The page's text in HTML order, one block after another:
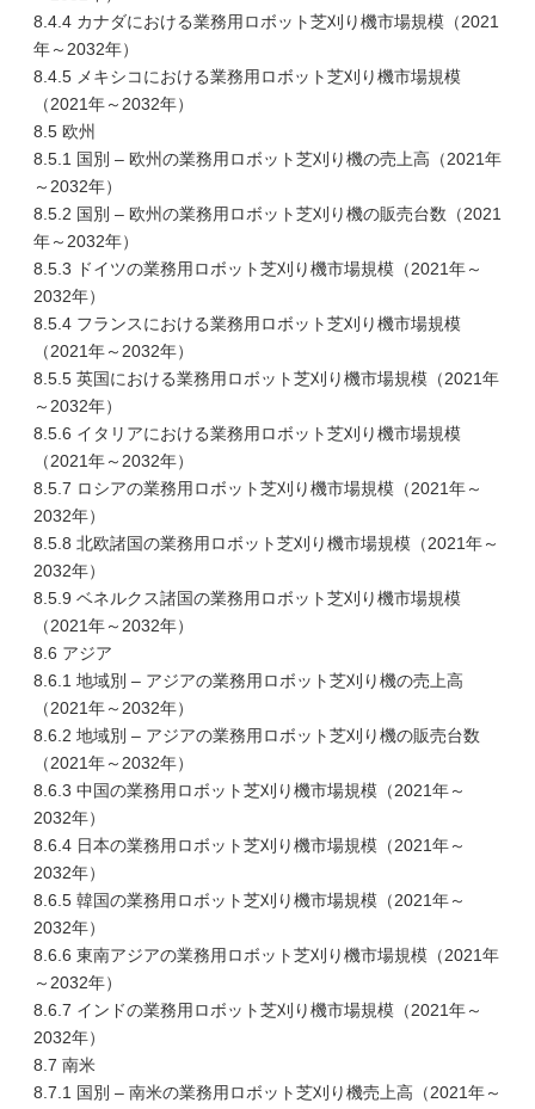
8.4.4 カナダにおける業務用ロボット芝刈り機市場規模（2021
年～2032年）
8.4.5 メキシコにおける業務用ロボット芝刈り機市場規模
（2021年～2032年）
8.5 欧州
8.5.1 国別 – 欧州の業務用ロボット芝刈り機の売上高（2021年
～2032年）
8.5.2 国別 – 欧州の業務用ロボット芝刈り機の販売台数（2021
年～2032年）
8.5.3 ドイツの業務用ロボット芝刈り機市場規模（2021年～
2032年）
8.5.4 フランスにおける業務用ロボット芝刈り機市場規模
（2021年～2032年）
8.5.5 英国における業務用ロボット芝刈り機市場規模（2021年
～2032年）
8.5.6 イタリアにおける業務用ロボット芝刈り機市場規模
（2021年～2032年）
8.5.7 ロシアの業務用ロボット芝刈り機市場規模（2021年～
2032年）
8.5.8 北欧諸国の業務用ロボット芝刈り機市場規模（2021年～
2032年）
8.5.9 ベネルクス諸国の業務用ロボット芝刈り機市場規模
（2021年～2032年）
8.6 アジア
8.6.1 地域別 – アジアの業務用ロボット芝刈り機の売上高
（2021年～2032年）
8.6.2 地域別 – アジアの業務用ロボット芝刈り機の販売台数
（2021年～2032年）
8.6.3 中国の業務用ロボット芝刈り機市場規模（2021年～
2032年）
8.6.4 日本の業務用ロボット芝刈り機市場規模（2021年～
2032年）
8.6.5 韓国の業務用ロボット芝刈り機市場規模（2021年～
2032年）
8.6.6 東南アジアの業務用ロボット芝刈り機市場規模（2021年
～2032年）
8.6.7 インドの業務用ロボット芝刈り機市場規模（2021年～
2032年）
8.7 南米
8.7.1 国別 – 南米の業務用ロボット芝刈り機売上高（2021年～